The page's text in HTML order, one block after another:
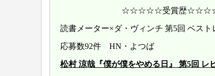
☆☆☆☆☆受賞歴
読書メーター×ダ・ヴィンチ 第5回 ベス
応募数92件 HN・よつば
松村 涼哉『僕が僕をやめる日』 第5回 レ